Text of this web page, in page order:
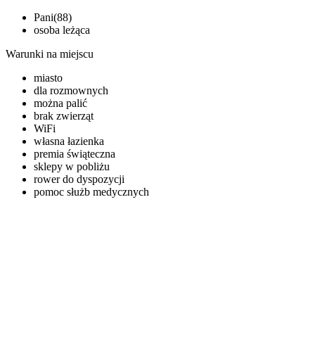
Pani(88)
osoba leżąca
Warunki na miejscu
miasto
dla rozmownych
można palić
brak zwierząt
WiFi
własna łazienka
premia świąteczna
sklepy w pobliżu
rower do dyspozycji
pomoc służb medycznych